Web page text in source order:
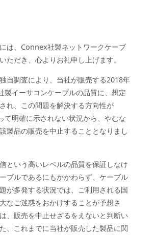
は、Connex社製ネットワークケーブ
ただき、心よりお礼申し上げます。
自調査により、当社が販売する2018年
製イーサコンケーブルの品質に、想定
れ、この問題を解決する方向性が
て明確に示されない状況から、やむな
製品の販売を中止することとなりまし
という高いレベルの品質を保証しなけ
ブルであるにもかかわらず、ケーブル
が多発する状況では、ご利用される国
なご迷惑をおかけすることが予想さ
、販売を中止せざるをえないと判断い
、これまでに当社が販売した製品に関